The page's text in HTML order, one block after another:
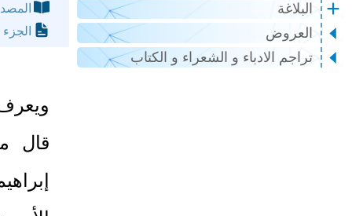
البلاغة
العروض
تراجم الادباء و الشعراء و الكتاب
قال